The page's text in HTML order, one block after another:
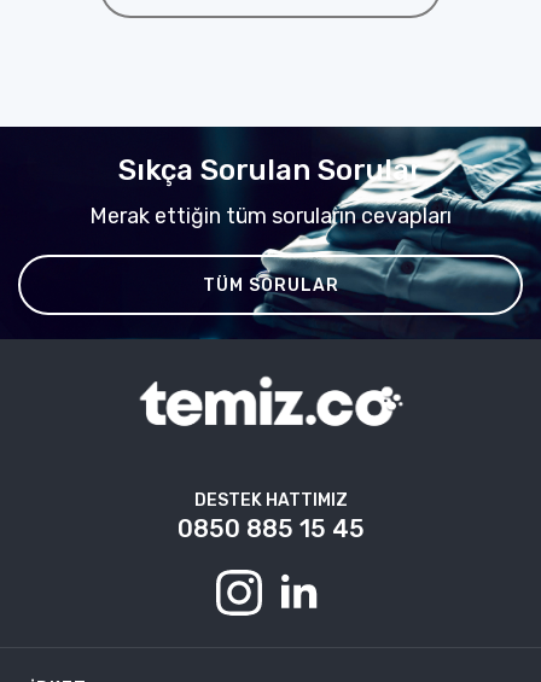
Sıkça Sorulan Sorular
Merak ettiğin tüm soruların cevapları
TÜM SORULAR
DESTEK HATTIMIZ
0850 885 15 45